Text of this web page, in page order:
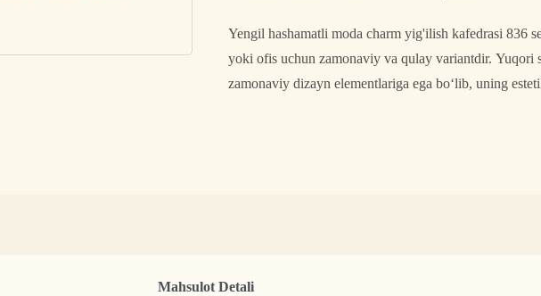
Yengil hashamatli moda charm yig'ilish kafedrasi 836
yoki ofis uchun zamonaviy va qulay variantdir. Yuqori
zamonaviy dizayn elementlariga ega bo‘lib, uning
Mahsulot Detali